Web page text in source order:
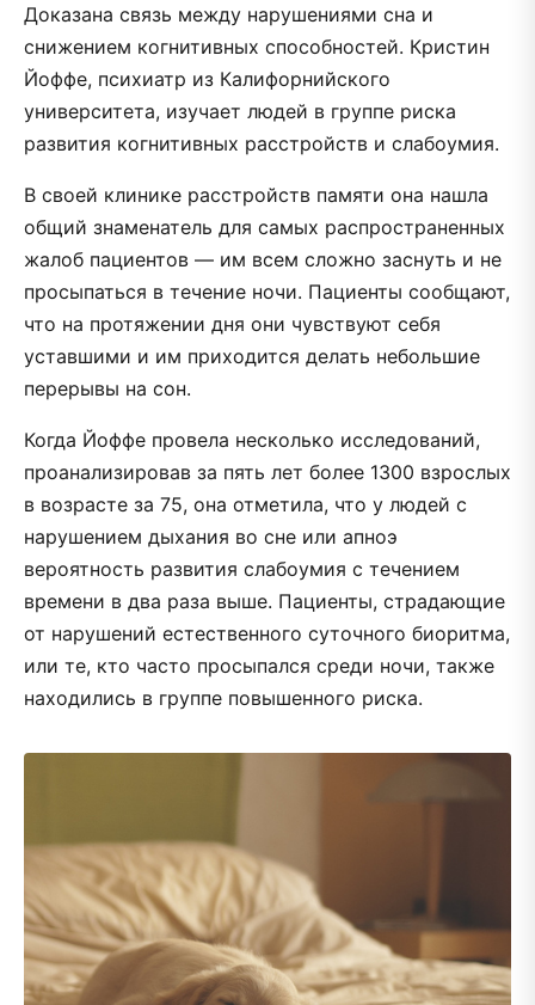
Доказана связь между нарушениями сна и
снижением когнитивных способностей. Кристин
Йоффе, психиатр из Калифорнийского
университета, изучает людей в группе риска
развития когнитивных расстройств и слабоумия.
В своей клинике расстройств памяти она нашла
общий знаменатель для самых распространенных
жалоб пациентов — им всем сложно заснуть и не
просыпаться в течение ночи. Пациенты сообщают,
что на протяжении дня они чувствуют себя
уставшими и им приходится делать небольшие
перерывы на сон.
Когда Йоффе провела несколько исследований,
проанализировав за пять лет более 1300 взрослых
в возрасте за 75, она отметила, что у людей с
нарушением дыхания во сне или апноэ
вероятность развития слабоумия с течением
времени в два раза выше. Пациенты, страдающие
от нарушений естественного суточного биоритма,
или те, кто часто просыпался среди ночи, также
находились в группе повышенного риска.